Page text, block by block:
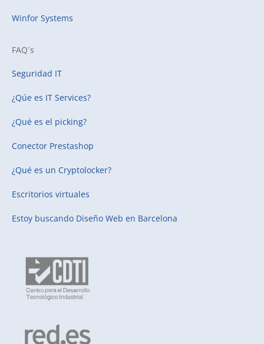
Winfor Systems
FAQ´s
Seguridad IT
¿Qúe es IT Services?
¿Qué es el picking?
Conector Prestashop
¿Qué es un Cryptolocker?
Escritorios virtuales
Estoy buscando Diseño Web en Barcelona